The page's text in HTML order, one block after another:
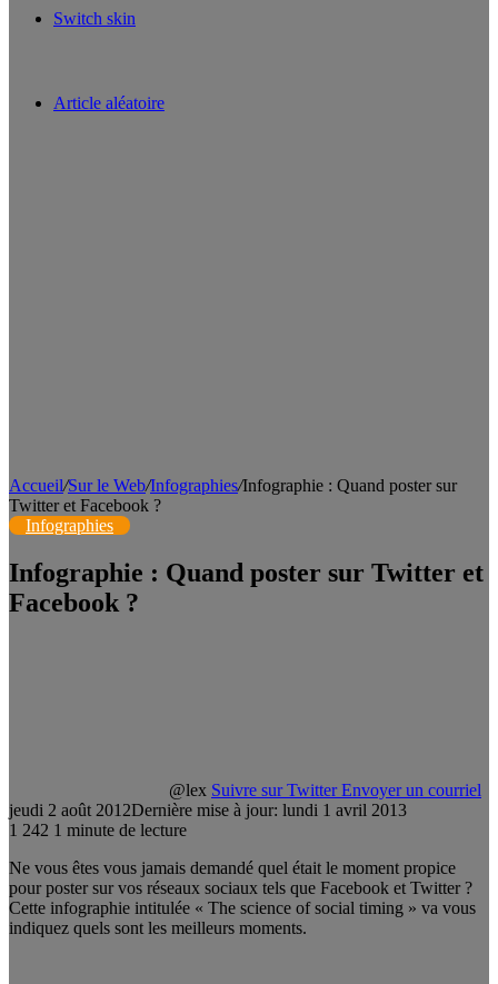
Switch skin
Article aléatoire
Accueil/Sur le Web/Infographies/Infographie : Quand poster sur
Twitter et Facebook ?
Infographies
Infographie : Quand poster sur Twitter et
Facebook ?
@lex Suivre sur Twitter Envoyer un courriel
jeudi 2 août 2012Dernière mise à jour: lundi 1 avril 2013
1 242 1 minute de lecture
Ne vous êtes vous jamais demandé quel était le moment propice
pour poster sur vos réseaux sociaux tels que Facebook et Twitter ?
Cette infographie intitulée « The science of social timing » va vous
indiquez quels sont les meilleurs moments.